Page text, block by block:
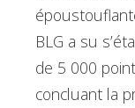
BLG a su
de 5 000
concluant la